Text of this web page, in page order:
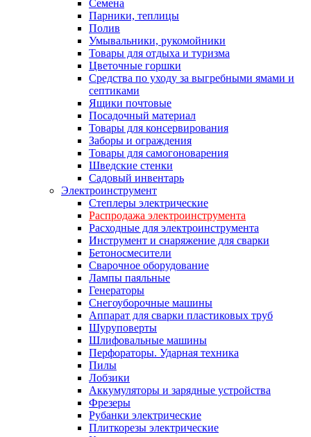
Семена
Парники, теплицы
Полив
Умывальники, рукомойники
Товары для отдыха и туризма
Цветочные горшки
Средства по уходу за выгребными ямами и
септиками
Ящики почтовые
Посадочный материал
Товары для консервирования
Заборы и ограждения
Товары для самогоноварения
Шведские стенки
Садовый инвентарь
Электроинструмент
Степлеры электрические
Распродажа электроинструмента
Расходные для электроинструмента
Инструмент и снаряжение для сварки
Бетоносмесители
Сварочное оборудование
Лампы паяльные
Генераторы
Снегоуборочные машины
Аппарат для сварки пластиковых труб
Шуруповерты
Шлифовальные машины
Перфораторы. Ударная техника
Пилы
Лобзики
Аккумуляторы и зарядные устройства
Фрезеры
Рубанки электрические
Плиткорезы электрические